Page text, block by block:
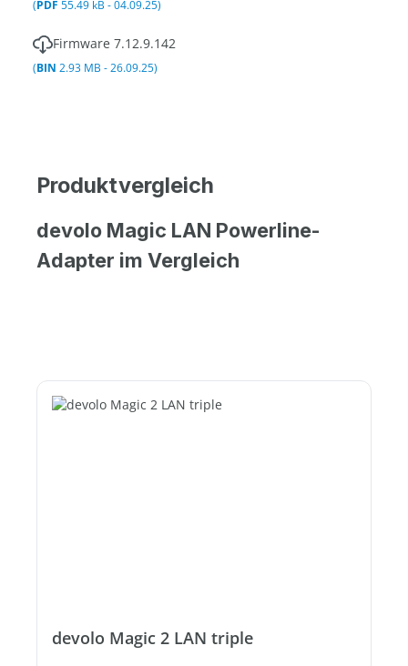
(PDF 55.49 kB - 04.09.25)
Firmware 7.12.9.142
(BIN 2.93 MB - 26.09.25)
Produktvergleich
devolo Magic LAN Powerline-
Adapter im Vergleich
devolo Magic 2 LAN triple